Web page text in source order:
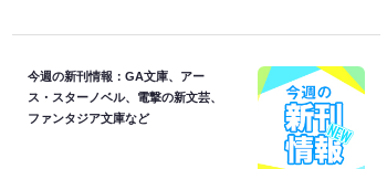
今週の新刊情報：GA文庫、アー
ス・スターノベル、電撃の新文芸、
ファンタジア文庫など